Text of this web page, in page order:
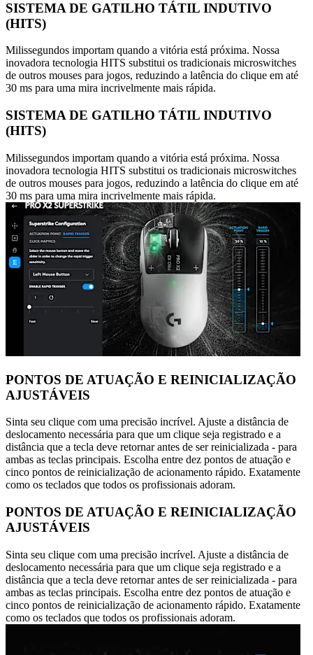
SISTEMA DE GATILHO TÁTIL INDUTIVO
(HITS)
Milissegundos importam quando a vitória está próxima. Nossa
inovadora tecnologia HITS substitui os tradicionais microswitches
de outros mouses para jogos, reduzindo a latência do clique em até
30 ms para uma mira incrivelmente mais rápida.
SISTEMA DE GATILHO TÁTIL INDUTIVO
(HITS)
Milissegundos importam quando a vitória está próxima. Nossa
inovadora tecnologia HITS substitui os tradicionais microswitches
de outros mouses para jogos, reduzindo a latência do clique em até
30 ms para uma mira incrivelmente mais rápida.
PONTOS DE ATUAÇÃO E REINICIALIZAÇÃO
AJUSTÁVEIS
Sinta seu clique com uma precisão incrível. Ajuste a distância de
deslocamento necessária para que um clique seja registrado e a
distância que a tecla deve retornar antes de ser reinicializada - para
ambas as teclas principais. Escolha entre dez pontos de atuação e
cinco pontos de reinicialização de acionamento rápido. Exatamente
como os teclados que todos os profissionais adoram.
PONTOS DE ATUAÇÃO E REINICIALIZAÇÃO
AJUSTÁVEIS
Sinta seu clique com uma precisão incrível. Ajuste a distância de
deslocamento necessária para que um clique seja registrado e a
distância que a tecla deve retornar antes de ser reinicializada - para
ambas as teclas principais. Escolha entre dez pontos de atuação e
cinco pontos de reinicialização de acionamento rápido. Exatamente
como os teclados que todos os profissionais adoram.